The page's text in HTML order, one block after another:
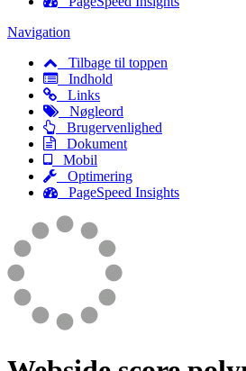
Navigation
Tilbage til toppen
Indhold
Links
Nøgleord
Brugervenlighed
Dokument
Mobil
Optimering
PageSpeed Insights